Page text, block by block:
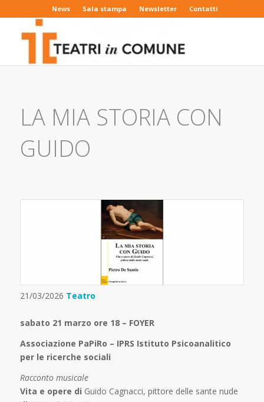
News Sala stampa Newsletter Contatti
LA MIA STORIA CON
GUIDO
21/03/2026 Teatro
sabato 21 marzo ore 18 – FOYER
Associazione PaPiRo – IPRS Istituto Psicoanalitico
per le ricerche sociali
Racconto musicale
Vita e opere di Guido Cagnacci, pittore delle sante nude